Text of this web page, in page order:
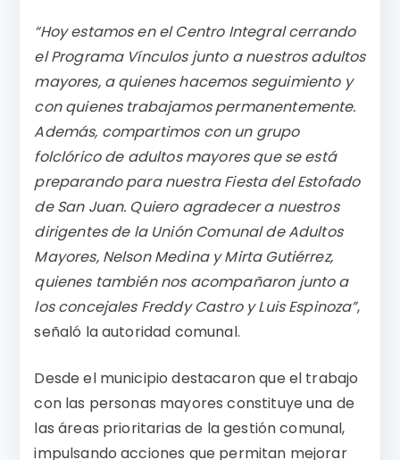
“Hoy estamos en el Centro Integral cerrando
el Programa Vínculos junto a nuestros adultos
mayores, a quienes hacemos seguimiento y
con quienes trabajamos permanentemente.
Además, compartimos con un grupo
folclórico de adultos mayores que se está
preparando para nuestra Fiesta del Estofado
de San Juan. Quiero agradecer a nuestros
dirigentes de la Unión Comunal de Adultos
Mayores, Nelson Medina y Mirta Gutiérrez,
quienes también nos acompañaron junto a
los concejales Freddy Castro y Luis Espinoza”,
señaló la autoridad comunal.
Desde el municipio destacaron que el trabajo
con las personas mayores constituye una de
las áreas prioritarias de la gestión comunal,
impulsando acciones que permitan mejorar